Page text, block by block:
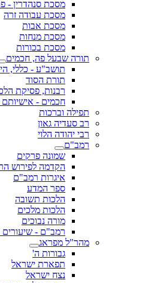
מסכת סנהדרין -
מסכת עבודה זרה
מסכת אבות
מסכת מנחות
מסכת בכורות
תורה שבעל פה, חכמים
תושב"ע - כללי,
תורת הסוד
רבנות, פסיקת
חכמים - אישיותם
תפילה וברכות
רב סעדיה גאון
רבי יהודה הלוי
רמב"ם
שמונה פרקים
הקדמה לפירוש
איגרות רמב"ם
ספר המדע
הלכות תשובה
הלכות מלכים
מורה נבוכים
רמב"ם - שיעורים
מהר"ל מפראג
גבורות ה'
תפארת ישראל
נצח ישראל